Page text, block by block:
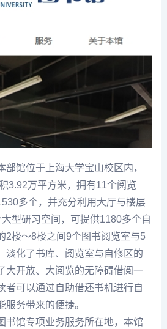
部馆位于上海大学宝山校区内，
3.92万平方米，拥有11个阅览
多个，并充分利用大厅与楼层
型研习空间，可提供1180多个自
2楼～8楼之间9个图书阅览室与5
淡化了书库、阅览室与自修区的
大开放、大阅览的无障碍借阅一
者可以通过自助借还书机进行自
服务带来的便捷。
书馆专项业务服务所在地，本馆